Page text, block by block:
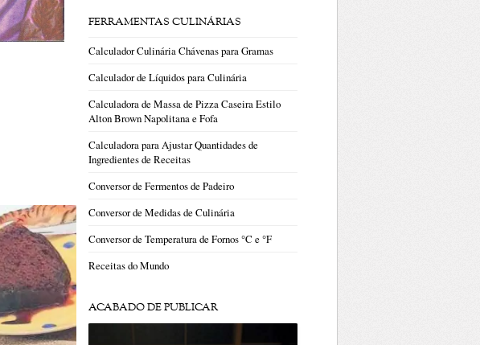
FERRAMENTAS CULINÁRIAS
Calculador Culinária Chávenas para Gramas
Calculador de Líquidos para Culinária
Calculadora de Massa de Pizza Caseira Estilo
Alton Brown Napolitana e Fofa
Calculadora para Ajustar Quantidades de
Ingredientes de Receitas
Conversor de Fermentos de Padeiro
Conversor de Medidas de Culinária
Conversor de Temperatura de Fornos °C e °F
Receitas do Mundo
ACABADO DE PUBLICAR